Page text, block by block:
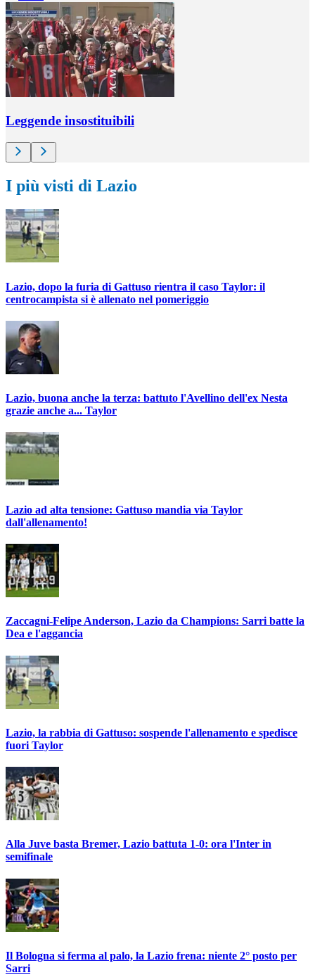
Leggende insostituibili
I più visti di Lazio
Lazio, dopo la furia di Gattuso rientra il caso Taylor: il
centrocampista si è allenato nel pomeriggio
Lazio, buona anche la terza: battuto l'Avellino dell'ex Nesta
grazie anche a... Taylor
Lazio ad alta tensione: Gattuso mandia via Taylor
dall'allenamento!
Zaccagni-Felipe Anderson, Lazio da Champions: Sarri batte la
Dea e l'aggancia
Lazio, la rabbia di Gattuso: sospende l'allenamento e spedisce
fuori Taylor
Alla Juve basta Bremer, Lazio battuta 1-0: ora l'Inter in
semifinale
Il Bologna si ferma al palo, la Lazio frena: niente 2° posto per
Sarri